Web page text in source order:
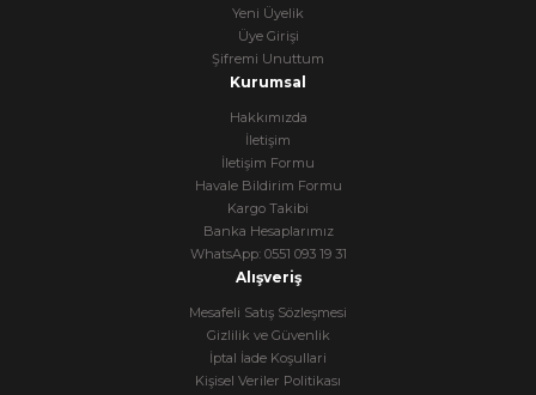
Yeni Üyelik
Üye Girişi
Şifremi Unuttum
Kurumsal
Hakkımızda
İletişim
İletişim Formu
Havale Bildirim Formu
Kargo Takibi
Banka Hesaplarımız
WhatsApp: 0551 093 19 31
Alışveriş
Mesafeli Satış Sözleşmesi
Gizlilik ve Güvenlik
İptal İade Koşullari
Kişisel Veriler Politikası